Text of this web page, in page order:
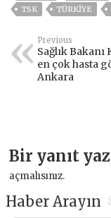
TSK
TÜRKİYE
Previous
Sağlık Bakanı
en çok hasta
Ankara
Bir yanıt
açmalısınız.
Haber Arayın